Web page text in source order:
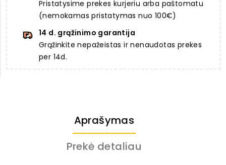
Pristatysime prekes kurjeriu arba paštomatu
(nemokamas pristatymas nuo 100€)
14 d. grąžinimo garantija
Grąžinkite nepažeistas ir nenaudotas prekes
per 14d.
Aprašymas
Prekė detaliau